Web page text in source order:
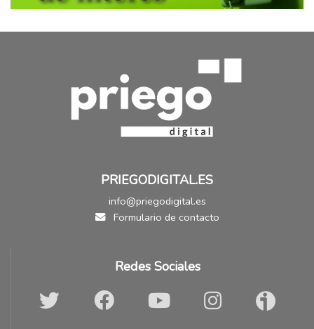
PRIEGODIGITAL.ES
info@priegodigital.es
Formulario de contacto
Redes Sociales